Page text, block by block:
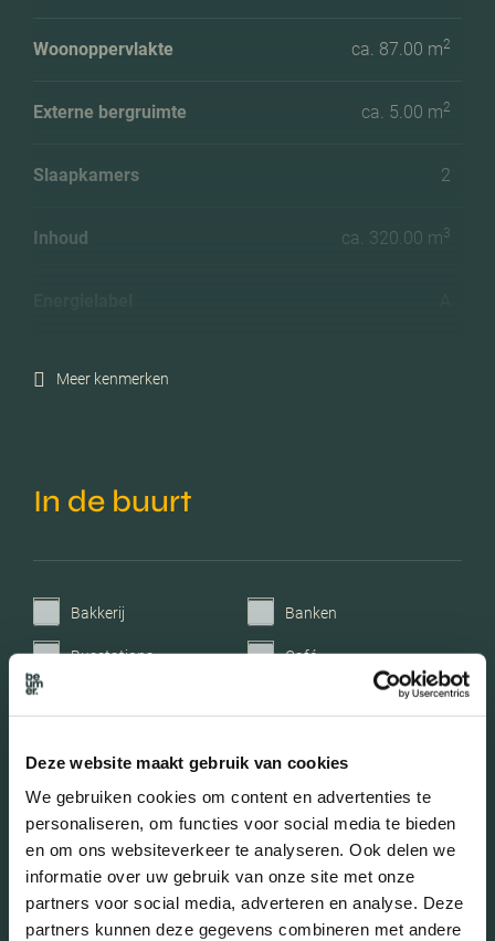
Deze website maakt gebruik van cookies
We gebruiken cookies om content en advertenties te
personaliseren, om functies voor social media te bieden
en om ons websiteverkeer te analyseren. Ook delen we
informatie over uw gebruik van onze site met onze
partners voor social media, adverteren en analyse. Deze
partners kunnen deze gegevens combineren met andere
Woonoppervlakte ca. 87.00 m2
Externe bergruimte ca. 5.00 m2
Slaapkamers 2
Inhoud ca. 320.00 m3
Meer kenmerken
In de buurt
Bakkerij Banken
Busstations Café
Restaurant Scholen
Sportschool Winkels
Taxistandplaats